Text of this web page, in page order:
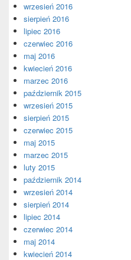
wrzesień 2016
sierpień 2016
lipiec 2016
czerwiec 2016
maj 2016
kwiecień 2016
marzec 2016
październik 2015
wrzesień 2015
sierpień 2015
czerwiec 2015
maj 2015
marzec 2015
luty 2015
październik 2014
wrzesień 2014
sierpień 2014
lipiec 2014
czerwiec 2014
maj 2014
kwiecień 2014